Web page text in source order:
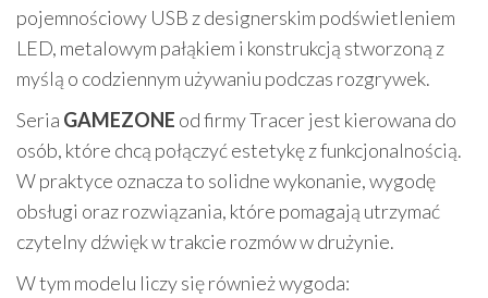
pojemnościowy USB z designerskim podświetleniem
LED, metalowym pałąkiem i konstrukcją stworzoną z
myślą o codziennym używaniu podczas rozgrywek.
Seria GAMEZONE od firmy Tracer jest kierowana do
osób, które chcą połączyć estetykę z funkcjonalnością.
W praktyce oznacza to solidne wykonanie, wygodę
obsługi oraz rozwiązania, które pomagają utrzymać
czytelny dźwięk w trakcie rozmów w drużynie.
W tym modelu liczy się również wygoda: